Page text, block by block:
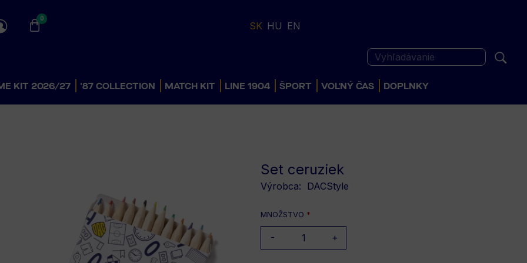
0
HU
SK EN
KIT 2026/27 '87 COLLECTION MATCH KIT LINE 1904 ŠPORT VOĽNÝ ČAS DOPLNKY
Vyhľadávanie
Set ceruziek
Výrobca: DACStyle
MNOŽSTVO *
- +